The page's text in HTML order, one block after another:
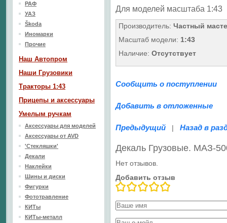
Для моделей масштаба 1:43
Производитель: Частный
Масштаб модели: 1:43
Наличие: Отсутствует
Сообщить о поступлении
Добавить в отложенные
Предыдущий | Назад в
Декаль Грузовые. МАЗ-
Нет отзывов.
Добавить отзыв
РАФ
УАЗ
Škoda
Иномарки
Прочие
Наш Aвтопром
Наши Грузовики
Тракторы 1:43
Прицепы и аксессуары
Умелым ручкам
Аксессуары для моделей
Аксессуары от AVD
'Стекляшки'
Декали
Наклейки
Шины и диски
Фигурки
Фототравление
КИТы
КИТы-металл